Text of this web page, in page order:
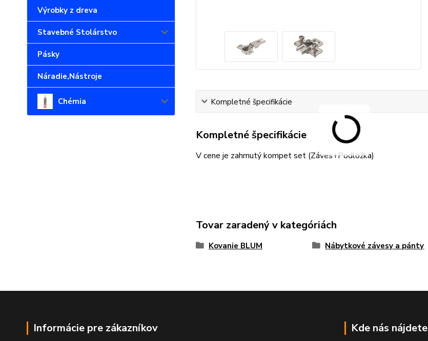
Výrobky z dreva
Stavebné Stolárstvo
Pásky
Náradie,Nástroje
Chémia Kompletné špecifikácie
Kompletné špecifikácie
V cene je zahrnutý kompet set (Záves+Podložka)
Tovar zaradený v kategóriách
Kovanie BLUM Nábytkové závesy a pánty
Informácie pre zákazníkov Kde nás nájdete